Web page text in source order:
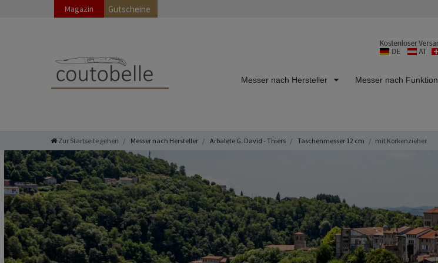
Gutscheine
Magazin
Messer nach Hersteller Messer nach Funktion
Zur Startseite gehen Messer nach Hersteller Arbalete G. David - Thiers Taschenmesser 12 cm mit Korkenzieher